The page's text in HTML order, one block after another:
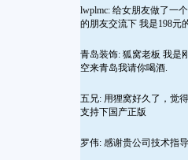
lwplmc: 给女朋友做了一
的朋友交流下 我是198元
青岛装饰: 狐窝老板 我是
空来青岛我请你喝酒.
五兄: 用狸窝好久了，觉
支持下国产正版
罗伟: 感谢贵公司技术指